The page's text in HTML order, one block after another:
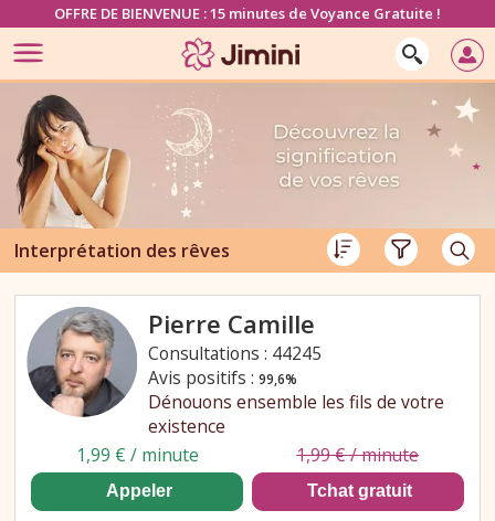
OFFRE DE BIENVENUE : 15 minutes de Voyance Gratuite !
Interprétation des rêves